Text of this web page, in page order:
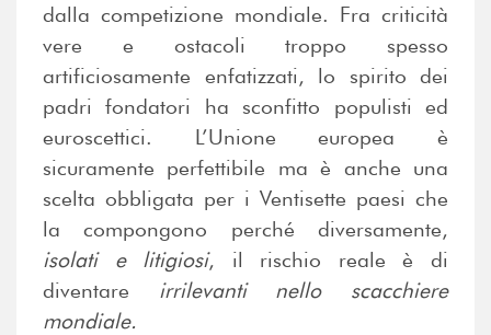
dalla competizione mondiale. Fra criticità
vere e ostacoli troppo spesso
artificiosamente enfatizzati, lo spirito dei
padri fondatori ha sconfitto populisti ed
euroscettici. L’Unione europea è
sicuramente perfettibile ma è anche una
scelta obbligata per i Ventisette paesi che
la compongono perché diversamente,
isolati
e litigiosi, il rischio reale è di
diventare irrilevanti nello scacchiere
mondiale.